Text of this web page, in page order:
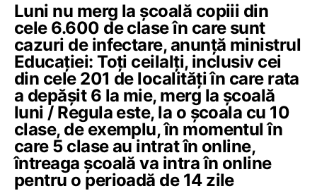
Luni nu merg la școală copiii din
cele 6.600 de clase în care sunt
cazuri de infectare, anunță ministrul
Educației: Toți ceilalți, inclusiv cei
din cele 201 de localități în care rata
a depășit 6 la mie, merg la școală
luni / Regula este, la o școala cu 10
clase, de exemplu, în momentul în
care 5 clase au intrat în online,
întreaga școală va intra în online
pentru o perioadă de 14 zile